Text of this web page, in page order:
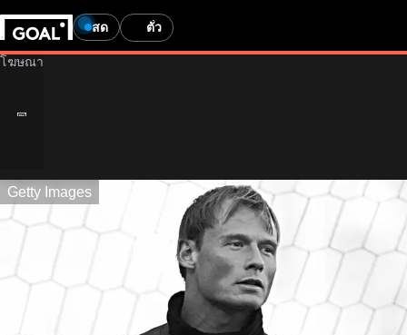
สด ตั๋ว
Getty Images